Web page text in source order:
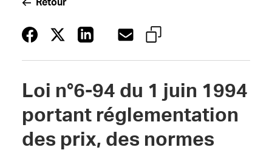
Retour
Loi n°6-94 du 1 juin 1994
portant réglementation
des prix, des normes